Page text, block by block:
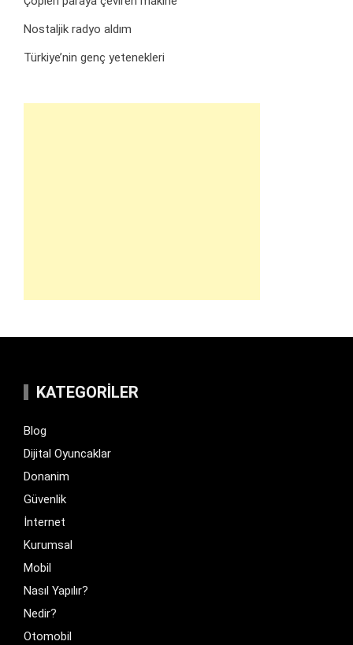
Nostaljik radyo aldım
Türkiye’nin genç yetenekleri
KATEGORILER
Blog
Dijital Oyuncaklar
Donanim
Güvenlik
İnternet
Kurumsal
Mobil
Nasıl Yapılır?
Nedir?
Otomobil